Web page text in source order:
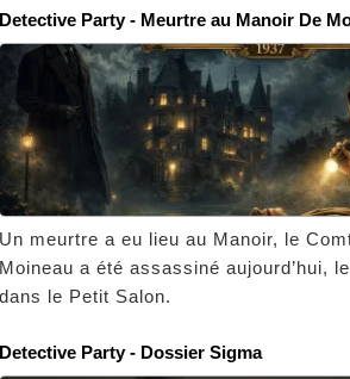
Party - Meurtre au Manoir De
meurtre a eu lieu au Manoir, le
a été assassiné aujourd’hui,
le Petit Salon.
Party - Dossier Sigma